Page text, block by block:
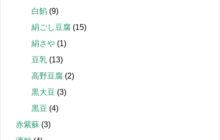
白餡 (9)
絹ごし豆腐 (15)
絹さや (1)
豆乳 (13)
高野豆腐 (2)
黒大豆 (3)
黒豆 (4)
赤紫蘇 (3)